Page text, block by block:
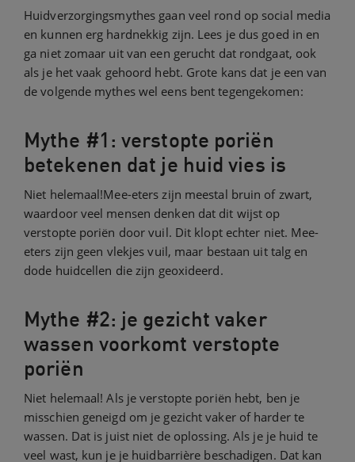
Huidverzorgingsmythes gaan veel rond op social media
en kunnen erg hardnekkig zijn. Lees je dus goed in en
ga niet zomaar uit van een gerucht dat rondgaat, ook
als je het vaak gehoord hebt. Grote kans dat je een van
de volgende mythes wel eens bent tegengekomen:
Mythe #1: verstopte poriën
betekenen dat je huid vies is
Niet helemaal!Mee-eters zijn meestal bruin of zwart,
waardoor veel mensen denken dat dit wijst op
verstopte poriën door vuil. Dit klopt echter niet. Mee-
eters zijn geen vlekjes vuil, maar bestaan uit talg en
dode huidcellen die zijn geoxideerd.
Mythe #2: je gezicht vaker
wassen voorkomt verstopte
poriën
Niet helemaal! Als je verstopte poriën hebt, ben je
misschien geneigd om je gezicht vaker of harder te
wassen. Dat is juist niet de oplossing. Als je je huid te
veel wast, kun je je huidbarrière beschadigen. Dat kan